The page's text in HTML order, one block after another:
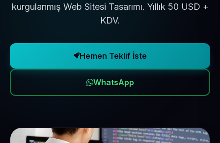
kurgulanmış Web Sitesi Tasarımı. Yıllık 50 USD +
KDV.
Hemen Teklif İste
WhatsApp